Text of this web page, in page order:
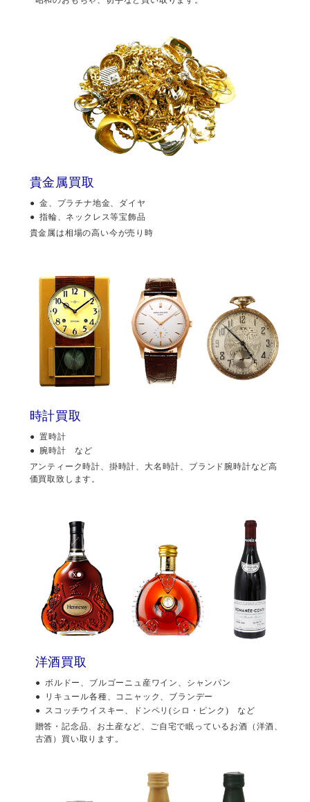
貴金属買取
金、プラチナ地金、ダイヤ
指輪、ネックレス等宝飾品
貴金属は相場の高い今が売り時
時計買取
置時計
腕時計 など
アンティーク時計、掛時計、大名時計、ブランド腕時計など高
価買取致します。
洋酒買取
ボルドー、ブルゴーニュ産ワイン、シャンパン
リキュール各種、コニャック、ブランデー
スコッチウイスキー、ドンペリ(シロ・ピンク) など
贈答・記念品、お土産など、ご自宅で眠っているお酒（洋酒、
古酒）買い取ります。